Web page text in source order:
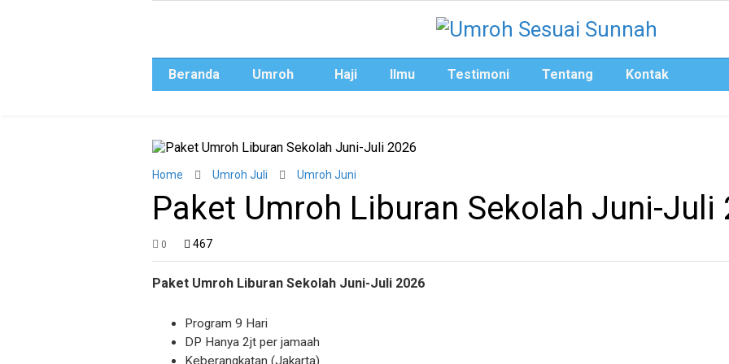
Beranda Umroh Haji Ilmu Testimoni Tentang Kontak
Home Umroh Juli Umroh Juni
Paket Umroh Liburan Sekolah Juni-Juli
0 467
Paket Umroh Liburan Sekolah Juni-Juli 2026
Program 9 Hari
DP Hanya 2jt per jamaah